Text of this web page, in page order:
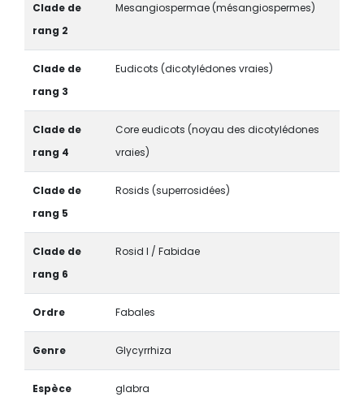
Clade de
rang 2
Mesangiospermae (mésangiospermes)
Clade de
rang 3
Eudicots (dicotylédones vraies)
Clade de
rang 4
Core eudicots (noyau des dicotylédones
vraies)
Clade de
rang 5
Rosids (superrosidées)
Clade de
rang 6
Rosid I / Fabidae
Ordre Fabales
Genre Glycyrrhiza
Espèce glabra